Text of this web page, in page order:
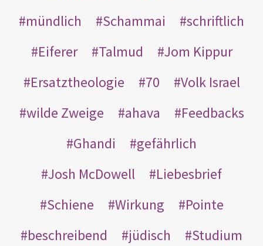
mündlich
Schammai
schriftlich
Eiferer
Talmud
Jom Kippur
Ersatztheologie
70
Volk Israel
wilde Zweige
ahava
Feedbacks
Ghandi
gefährlich
Josh McDowell
Liebesbrief
Schiene
Wirkung
Pointe
beschreibend
jüdisch Studium